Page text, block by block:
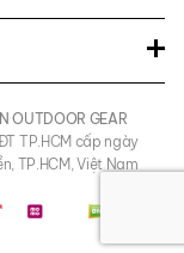
OUTDOOR GEAR
TP.HCM cấp ngày
TP.HCM, Việt Nam